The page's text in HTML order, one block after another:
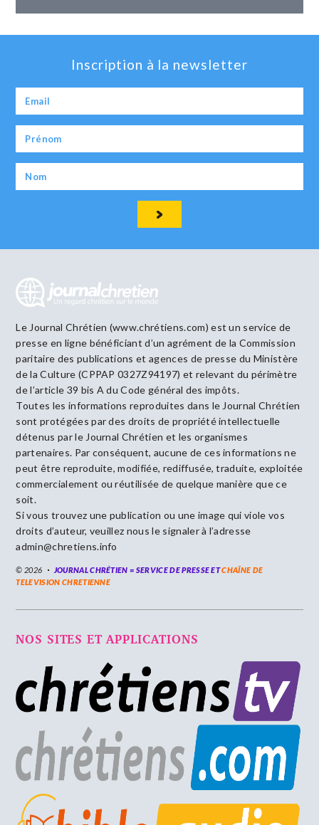
Inscription à la newsletter
Le Journal Chrétien (www.chrétiens.com) est un service de
presse en ligne bénéficiant d’un agrément de la Commission
paritaire des publications et agences de presse du Ministère
de la Culture (CPPAP 0327Z94197) et relevant du périmètre
de l’article 39 bis A du Code général des impôts.
Toutes les informations reproduites dans le Journal Chrétien
sont protégées par des droits de propriété intellectuelle
détenus par le Journal Chrétien et les organismes
partenaires. Par conséquent, aucune de ces informations ne
peut être reproduite, modifiée, rediffusée, traduite, exploitée
commercialement ou réutilisée de quelque manière que ce
soit.
Si vous trouvez une publication ou une image qui viole vos
droits d’auteur, veuillez nous le signaler à l’adresse
admin@chretiens.info
© 2026 JOURNAL CHRÉTIEN = SERVICE DE PRESSE ETCHAÎNE DE
TELEVISION CHRETIENNE
NOS SITES ET APPLICATIONS